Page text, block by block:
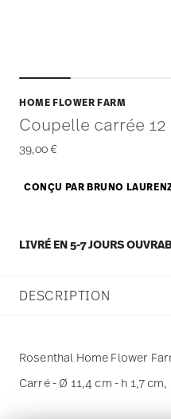
HOME FLOWER FARM
Coupelle carrée
39,00 €
CONÇU PAR BRUNO
LIVRÉ EN 5-7 JOURS
DESCRIPTION
Rosenthal Home Flower
Carré - Ø 11,4 cm - h 1,7